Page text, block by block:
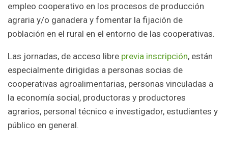
empleo cooperativo en los procesos de producción
agraria y/o ganadera y fomentar la fijación de
población en el rural en el entorno de las cooperativas.
Las jornadas, de acceso libre previa inscripción, están
especialmente dirigidas a personas socias de
cooperativas agroalimentarias, personas vinculadas a
la economía social, productoras y productores
agrarios, personal técnico e investigador, estudiantes y
público en general.